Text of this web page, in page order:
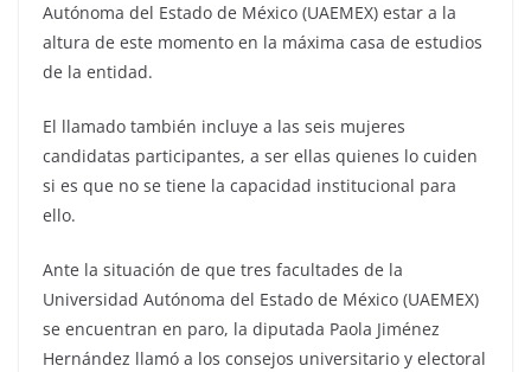
Autónoma del Estado de México (UAEMEX) estar a la
altura de este momento en la máxima casa de estudios
de la entidad.
El llamado también incluye a las seis mujeres
candidatas participantes, a ser ellas quienes lo cuiden
si es que no se tiene la capacidad institucional para
ello.
Ante la situación de que tres facultades de la
Universidad Autónoma del Estado de México (UAEMEX)
se encuentran en paro, la diputada Paola Jiménez
Hernández llamó a los consejos universitario y electoral